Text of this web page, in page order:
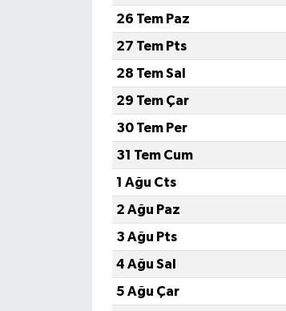
26 Tem Paz
27 Tem Pts
28 Tem Sal
29 Tem Çar
30 Tem Per
31 Tem Cum
1 Ağu Cts
2 Ağu Paz
3 Ağu Pts
4 Ağu Sal
5 Ağu Çar